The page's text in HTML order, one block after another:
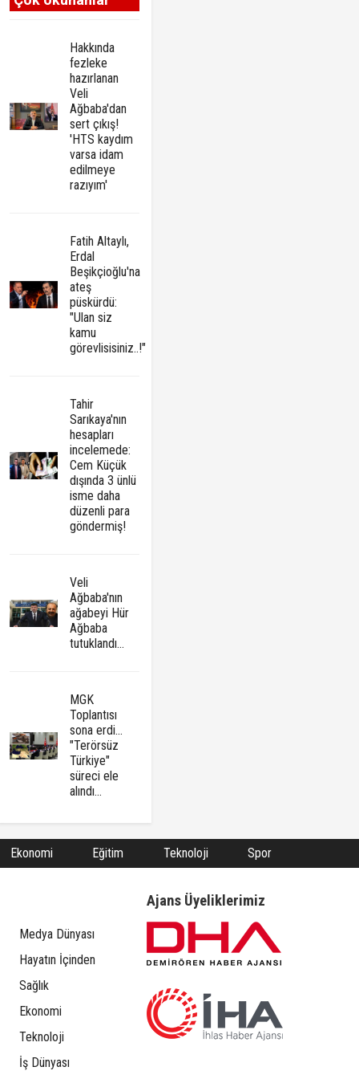
Hakkında
fezleke
hazırlanan
Veli
Ağbaba'dan
sert çıkış!
'HTS kaydım
varsa idam
edilmeye
razıyım'
Fatih Altaylı,
Erdal
Beşikçioğlu'na
ateş
püskürdü:
"Ulan siz
kamu
görevlisisiniz..!"
Tahir
Sarıkaya'nın
hesapları
incelemede:
Cem Küçük
dışında 3 ünlü
isme daha
düzenli para
göndermiş!
Veli
Ağbaba'nın
ağabeyi Hür
Ağbaba
tutuklandı...
MGK
Toplantısı
sona erdi...
"Terörsüz
Türkiye"
süreci ele
alındı...
Ekonomi Eğitim Teknoloji Spor
Medya Dünyası
Hayatın İçinden
Sağlık
Ekonomi
Teknoloji
İş Dünyası
Ajans Üyeliklerimiz